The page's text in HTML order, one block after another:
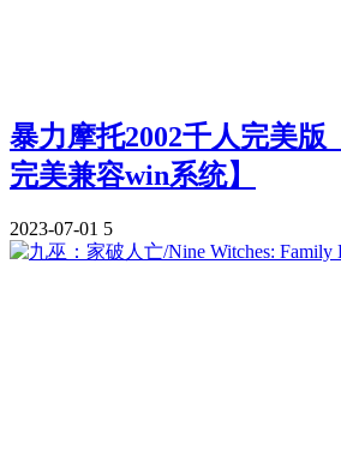
暴力摩托2002千人完美版
完美兼容win系统】
2023-07-01 5